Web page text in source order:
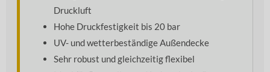
Druckluft
Hohe Druckfestigkeit bis 20 bar
UV- und wetterbeständige Außendecke
Sehr robust und gleichzeitig flexibel